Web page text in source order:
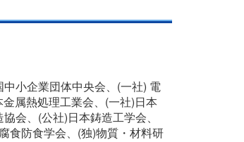
小企業団体中央会、(一社) 電
属熱処理工業会、(一社)日本
会、(公社)日本鋳造工学会、
食防食学会、(独)物質・材料研